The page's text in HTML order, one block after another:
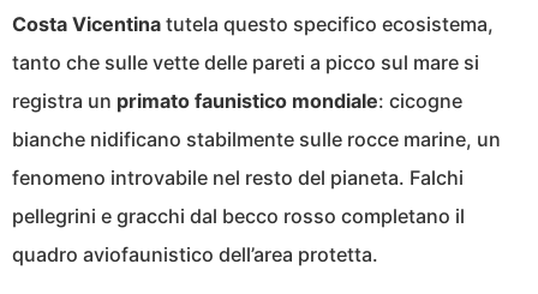
Costa Vicentina tutela questo specifico ecosistema,
tanto che sulle vette delle pareti a picco sul mare si
registra un primato faunistico mondiale: cicogne
bianche nidificano stabilmente sulle rocce marine, un
fenomeno introvabile nel resto del pianeta. Falchi
pellegrini e gracchi dal becco rosso completano il
quadro aviofaunistico dell’area protetta.